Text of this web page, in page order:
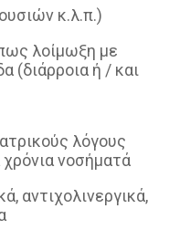
κ.λ.π.)
λοίμωξη με
(διάρροια ή / και
λόγους
νοσήματά
αντιχολινεργικά,